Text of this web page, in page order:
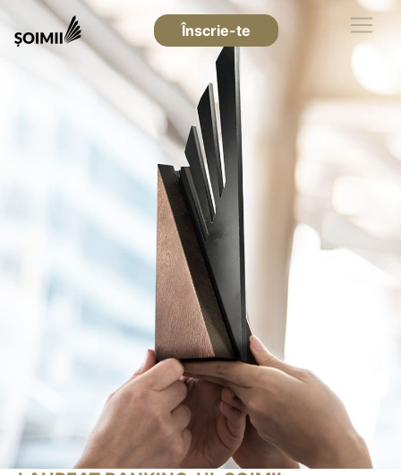
Înscrie-te